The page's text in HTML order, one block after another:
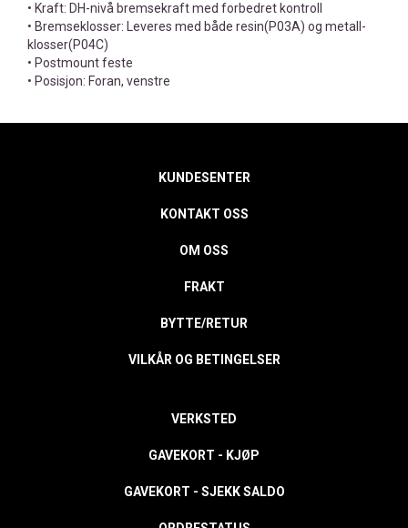
• Kraft: DH-nivå bremsekraft med forbedret kontroll
• Bremseklosser: Leveres med både resin(P03A) og metall-
klosser(P04C)
• Postmount feste
• Posisjon: Foran, venstre
KUNDESENTER
KONTAKT OSS
OM OSS
FRAKT
BYTTE/RETUR
VILKÅR OG BETINGELSER
VERKSTED
GAVEKORT - KJØP
GAVEKORT - SJEKK SALDO